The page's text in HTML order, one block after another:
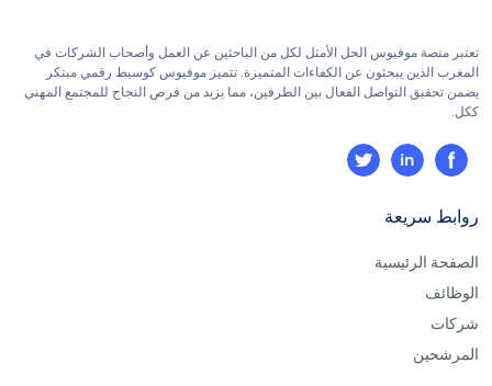
تعتبر منصة موفيوس الحل الأمثل لكل من الباحثين عن العمل وأصحاب الشركات في
المغرب الذين يبحثون عن الكفاءات المتميزة. تتميز موفيوس كوسيط رقمي مبتكر
يضمن تحقيق التواصل الفعال بين الطرفين، مما يزيد من فرص النجاح للمجتمع المهني
ككل.
روابط سريعة
الصفحة الرئيسية
الوظائف
شركات
المرشحين